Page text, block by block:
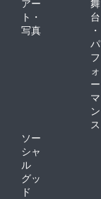
ト・
写真
台
・
パ
フ
ォ
ー
マ
ン
ス
ソー
シャ
ル
グッ
ド